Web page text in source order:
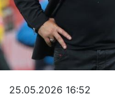
Video
25.05.2026 16:52